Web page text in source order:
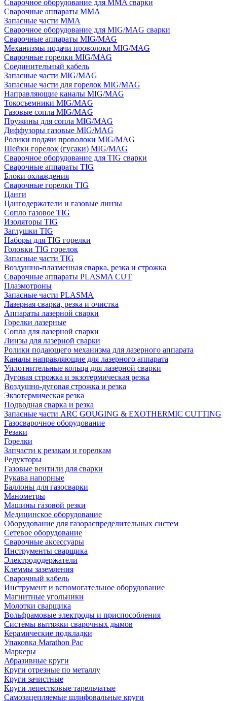
Сварочное оборудование для MMA сварки
Сварочные аппараты MMA
Запасные части MMA
Сварочное оборудование для MIG/MAG сварки
Сварочные аппараты MIG/MAG
Механизмы подачи проволоки MIG/MAG
Сварочные горелки MIG/MAG
Соединительный кабель
Запасные части MIG/MAG
Запасные части для горелок MIG/MAG
Направляющие каналы MIG/MAG
Токосъемники MIG/MAG
Газовые сопла MIG/MAG
Пружины для сопла MIG/MAG
Диффузоры газовые MIG/MAG
Ролики подачи проволоки MIG/MAG
Шейки горелок (гусаки) MIG/MAG
Сварочное оборудование для TIG сварки
Сварочные аппараты TIG
Блоки охлаждения
Сварочные горелки TIG
Цанги
Цангодержатели и газовые линзы
Сопло газовое TIG
Изоляторы TIG
Заглушки TIG
Наборы для TIG горелки
Головки TIG горелок
Запасные части TIG
Воздушно-плазменная сварка, резка и строжка
Сварочные аппараты PLASMA CUT
Плазмотроны
Запасные части PLASMA
Лазерная сварка, резка и очистка
Аппараты лазерной сварки
Горелки лазерные
Сопла для лазерной сварки
Линзы для лазерной сварки
Ролики подающего механизма для лазерного аппарата
Каналы направляющие для лазерного аппарата
Уплотнительные кольца для лазерной сварки
Дуговая строжка и экзотермическая резка
Воздушно-дуговая строжка и резка
Экзотермическая резка
Подводная сварка и резка
Запасные части ARC GOUGING & EXOTHERMIC CUTTING
Газосварочное оборудование
Резаки
Горелки
Запчасти к резакам и горелкам
Редукторы
Газовые вентили для сварки
Рукава напорные
Баллоны для газосварки
Манометры
Машины газовой резки
Медицинское оборудование
Оборудование для газораспределительных систем
Сетевое оборудование
Сварочные аксессуары
Инструменты сварщика
Электрододержатели
Клеммы заземления
Сварочный кабель
Инструмент и вспомогательное оборудование
Магнитные угольники
Молотки сварщика
Вольфрамовые электроды и приспособления
Системы вытяжки сварочных дымов
Керамические подкладки
Упаковка Marathon Pac
Маркеры
Абразивные круги
Круги отрезные по металлу
Круги зачистные
Круги лепестковые тарельчатые
Самозацепляемые шлифовальные круги